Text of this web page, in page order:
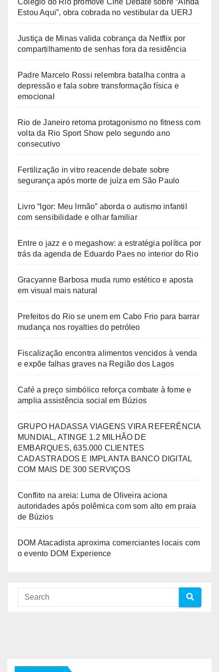
Estou Aqui”, obra cobrada no vestibular da UERJ
Justiça de Minas valida cobrança da Netflix por
compartilhamento de senhas fora da residência
Padre Marcelo Rossi relembra batalha contra a
depressão e fala sobre transformação física e
emocional
Rio de Janeiro retoma protagonismo no fitness com
volta da Rio Sport Show pelo segundo ano
consecutivo
Fertilização in vitro reacende debate sobre
segurança após morte de juíza em São Paulo
Livro “Igor: Meu Irmão” aborda o autismo infantil
com sensibilidade e olhar familiar
Entre o jazz e o megashow: a estratégia política por
trás da agenda de Eduardo Paes no interior do Rio
Gracyanne Barbosa muda rumo estético e aposta
em visual mais natural
Prefeitos do Rio se unem em Cabo Frio para barrar
mudança nos royalties do petróleo
Fiscalização encontra alimentos vencidos à venda
e expõe falhas graves na Região dos Lagos
Café a preço simbólico reforça combate à fome e
amplia assistência social em Búzios
GRUPO HADASSA VIAGENS VIRA REFERÊNCIA
MUNDIAL, ATINGE 1.2 MILHÃO DE
EMBARQUES, 635.000 CLIENTES
CADASTRADOS E IMPLANTA BANCO DIGITAL
COM MAIS DE 300 SERVIÇOS
Conflito na areia: Luma de Oliveira aciona
autoridades após polêmica com som alto em praia
de Búzios
DOM Atacadista aproxima comerciantes locais com
o evento DOM Experience